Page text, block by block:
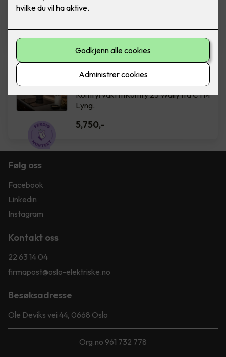
Ferdig montert rehab sikringsskap m/
18,800,-
m/trådløs sensor
Komfyrvakt mKomfy 25 Wally fra CTM
Lyng.
5,750,-
Følg oss
Facebook
Linkedin
Instagram
Kontakt oss
22 63 14 04
firmapost@oslo-elektriske.no
Besøksadresse
Ole Deviks vei 44, 0668 Oslo
Org.no 961 732 778